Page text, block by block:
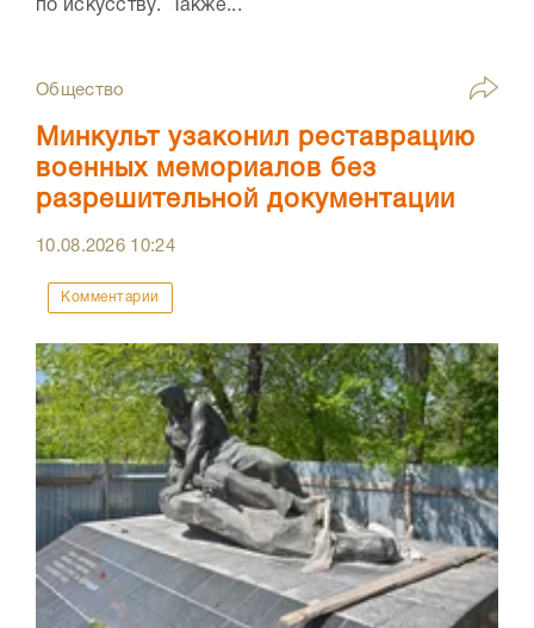
по искусству. Также...
Общество
Минкульт узаконил реставрацию
военных мемориалов без
разрешительной документации
10.08.2026 10:24
Комментарии